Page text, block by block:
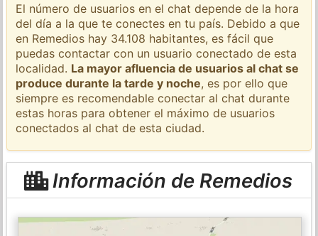
El número de usuarios en el chat depende de la hora
del día a la que te conectes en tu país. Debido a que
en Remedios hay 34.108 habitantes, es fácil que
puedas contactar con un usuario conectado de esta
localidad. La mayor afluencia de usuarios al chat se
produce durante la tarde y noche, es por ello que
siempre es recomendable conectar al chat durante
estas horas para obtener el máximo de usuarios
conectados al chat de esta ciudad.
Información de Remedios